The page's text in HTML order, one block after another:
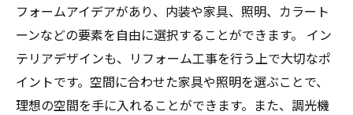
フォームアイデアがあり、内装や家具、照明、カラート
ーンなどの要素を自由に選択することができます。 イン
テリアデザインも、リフォーム工事を行う上で大切なポ
イントです。空間に合わせた家具や照明を選ぶことで、
理想の空間を手に入れることができます。また、調光機